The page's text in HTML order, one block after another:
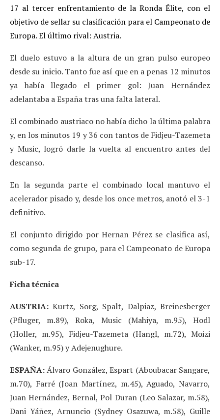
17 al tercer enfrentamiento de la Ronda Élite, con el
objetivo de sellar su clasificación para el Campeonato de
Europa. El último rival: Austria.
El duelo estuvo a la altura de un gran pulso europeo
desde su inicio. Tanto fue así que en a penas 12 minutos
ya había llegado el primer gol: Juan Hernández
adelantaba a España tras una falta lateral.
El combinado austriaco no había dicho la última palabra
y, en los minutos 19 y 36 con tantos de Fidjeu-Tazemeta
y Music, logró darle la vuelta al encuentro antes del
descanso.
En la segunda parte el combinado local mantuvo el
acelerador pisado y, desde los once metros, anotó el 3-1
definitivo.
El conjunto dirigido por Hernan Pérez se clasifica así,
como segunda de grupo, para el Campeonato de Europa
sub-17.
Ficha técnica
AUSTRIA: Kurtz, Sorg, Spalt, Dalpiaz, Breinesberger
(Pfluger, m.89), Roka, Music (Mahiya, m.95), Hodl
(Holler, m.95), Fidjeu-Tazemeta (Hangl, m.72), Moizi
(Wanker, m.95) y Adejenughure.
ESPAÑA:Álvaro González, Espart (Aboubacar Sangare,
m.70), Farré (Joan Martínez, m.45), Aguado, Navarro,
Juan Hernández, Bernal, Pol Duran (Leo Salazar, m.58),
Dani Yáñez, Arnuncio (Sydney Osazuwa, m.58), Guille